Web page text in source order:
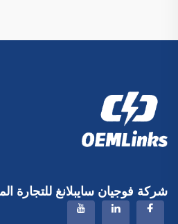
شركة فوجيان سايبلانغ للتجارة